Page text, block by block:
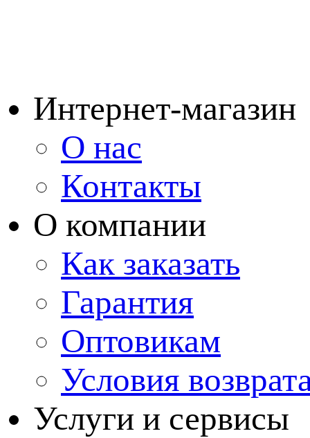
Интернет-магазин
О нас
Контакты
О компании
Как заказать
Гарантия
Оптовикам
Условия
Услуги и сервисы